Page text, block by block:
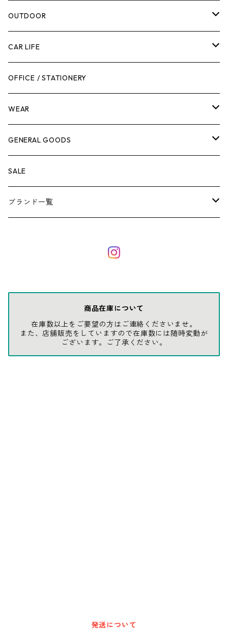
腰袋・ツールホルスター
工具箱
作業台
脚立
ケミカル
その他
キッチン
日用品
ボディケア
剪定ばさみ
ガーデンツール
ガーデンチェア
キャビネット・ツールハンガー
冬季用品
その他
OUTDOOR
スツール
バンジーバンド
ストレージボックス
クーラーボックス
ナイフ
CAR LIFE
メンテナンスグッズ
車内グッズ
車外グッズ
芳香剤
OFFICE / STATIONERY
WEAR
トップス
ボトムス
アンダーウェア
グローブ
バッグ
GENERAL GOODS
ウォレット
エアーフレッシュナー
SALE
ブランド一覧
BEHRENS
BORA
商品在庫について
在庫数以上をご要望の方はご連絡くださいませ。
また、店舗販売をしていますので在庫数には随時変動が
ございます。ご了承ください。
発送について